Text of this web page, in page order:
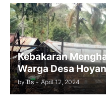
Kebakaran
Warga Desa
by Bs - April 12, 2024